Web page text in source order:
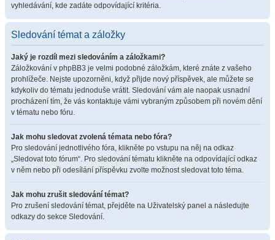
vyhledávání, kde zadáte odpovídající kritéria.
Sledování témat a záložky
Jaký je rozdíl mezi sledováním a záložkami?
Záložkování v phpBB3 je velmi podobné záložkám, které znáte z vašeho
prohlížeče. Nejste upozorněni, když přijde nový příspěvek, ale můžete se
kdykoliv do tématu jednoduše vrátit. Sledování vám ale naopak usnadní
procházení tím, že vás kontaktuje vámi vybraným způsobem při novém dění
v tématu nebo fóru.
Jak mohu sledovat zvolená témata nebo fóra?
Pro sledování jednotlivého fóra, klikněte po vstupu na něj na odkaz
„Sledovat toto fórum“. Pro sledování tématu klikněte na odpovídající odkaz
v něm nebo při odesílání příspěvku zvolte možnost sledovat toto téma.
Jak mohu zrušit sledování témat?
Pro zrušení sledování témat, přejděte na Uživatelský panel a následujte
odkazy do sekce Sledování.